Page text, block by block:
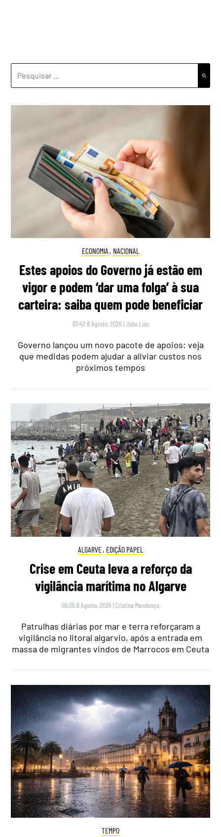
POR:
ECONOMIA , NACIONAL
Estes apoios do Governo já estão em
vigor e podem ‘dar uma folga’ à sua
carteira: saiba quem pode beneficiar
07:42 8 Agosto, 2026 |João Luís
Governo lançou um novo pacote de apoios: veja
que medidas podem ajudar a aliviar custos nos
próximos tempos
ALGARVE, EDIÇÃO PAPEL
Crise em Ceuta leva a reforço da
vigilância marítima no Algarve
08:05 8 Agosto, 2026 | Cristina Mendonça
Patrulhas diárias por mar e terra reforçaram a
vigilância no litoral algarvio, após a entrada em
massa de migrantes vindos de Marrocos em Ceuta
TEMPO